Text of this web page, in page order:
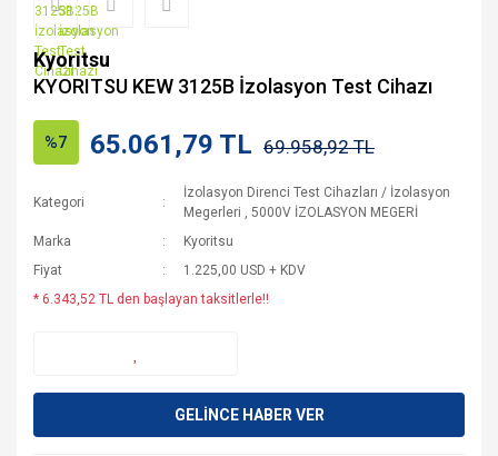
Kyoritsu
KYORITSU KEW 3125B İzolasyon Test Cihazı
%7 65.061,79 TL 69.958,92 TL
Kategori
İzolasyon Direnci Test Cihazları / İzolasyon
Megerleri ,5000V İZOLASYON MEGERİ
Marka
Kyoritsu
Fiyat
1.225,00 USD + KDV
* 6.343,52 TL den başlayan taksitlerle!!
GELİNCE HABER VER